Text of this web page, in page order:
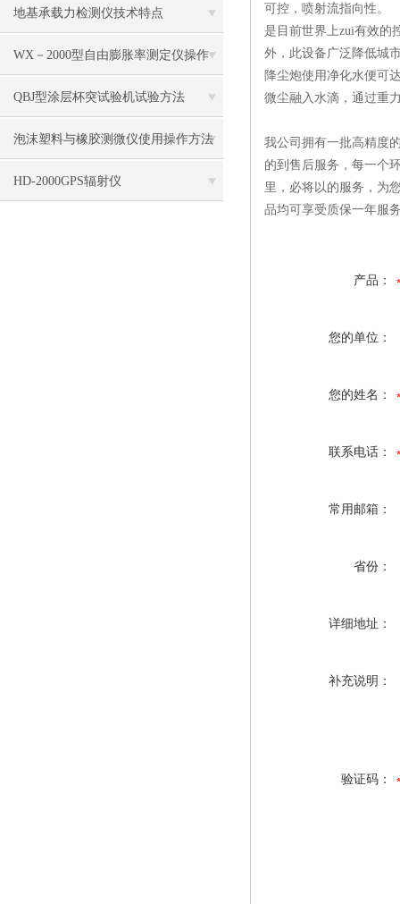
地基承载力检测仪技术特点
WX－2000型自由膨胀率测定仪操作
QBJ型涂层杯突试验机试验方法
泡沫塑料与橡胶测微仪使用操作方法
HD-2000GPS辐射仪
可控，喷射流指向性。
是目前世界上zui有效的
外，此设备广泛降低城
降尘炮使用净化水便可
微尘融入水滴，通过重
我公司拥有一批高精度
的到售后服务，每一个
里，必将以的服务，为
品均可享受质保一年服
产品：
您的单位：
您的姓名：
联系电话：
常用邮箱：
省份：
详细地址：
补充说明：
验证码：